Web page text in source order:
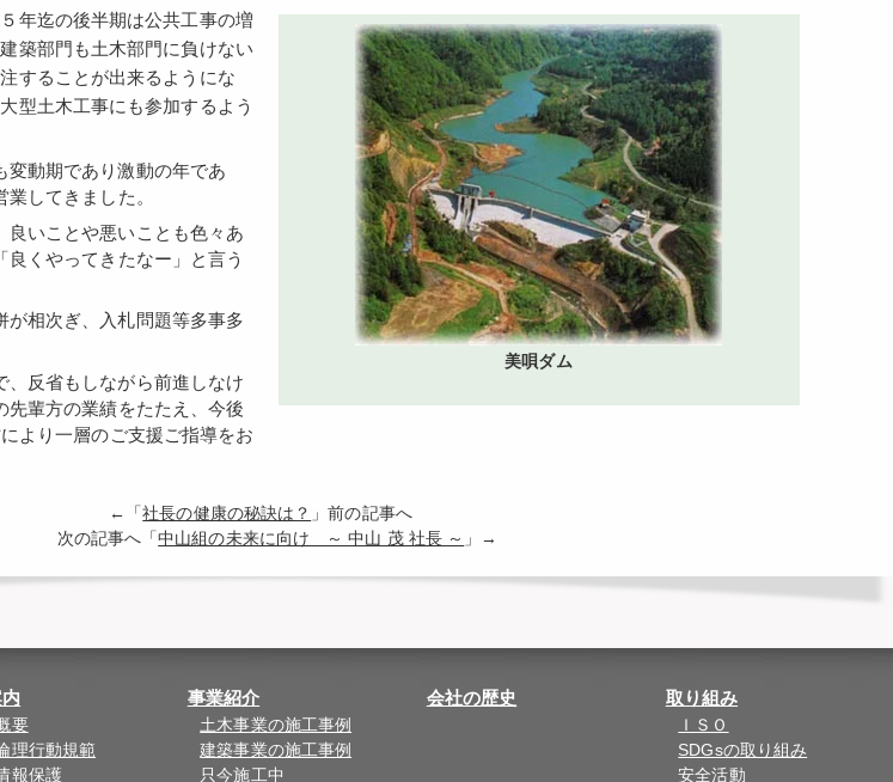
年迄の後半期は公共工事の増
築部門も土木部門に負けない
することが出来るようにな
型土木工事にも参加するよう
してきました。
くやってきたなー」と言う
先輩方の業績をたたえ、今後
より一層のご支援ご指導をお
美唄ダム
←「社長の健康の秘訣は？ 」前の記事へ
次の記事へ「中山組の未来に向け ～ 中山 茂 社長 ～ 」→
要
理行動規範
報保護
事業紹介
土木事業の施工事例
建築事業の施工事例
只今施工中
会社の歴史 取り組み
ＩＳＯ
SDGsの取り組み
安全活動